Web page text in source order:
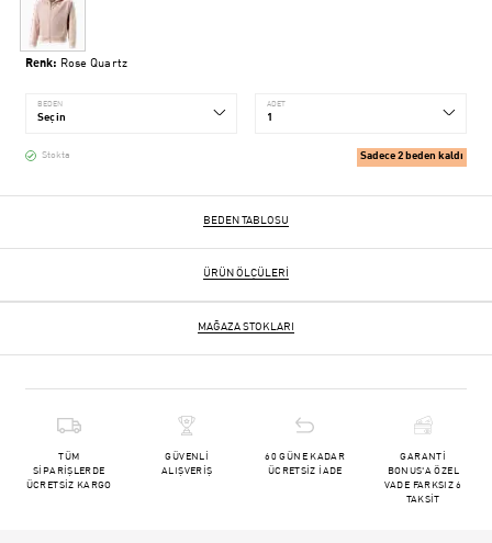
Renk: Rose Quartz
BEDEN ADET
Stokta Sadece 2 beden kaldı
BEDEN TABLOSU
ÜRÜN ÖLÇÜLERI
MAĞAZA STOKLARI
TÜM
SİPARİŞLERDE
ÜCRETSİZ KARGO
GÜVENLİ
ALIŞVERİŞ
60 GÜNE KADAR
ÜCRETSİZ İADE
GARANTİ
BONUS'A ÖZEL
VADE FARKSIZ 6
TAKSİT